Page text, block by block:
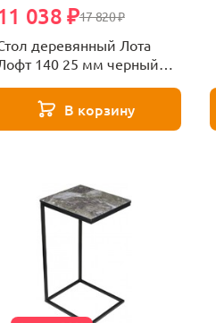
17 820 ₽
038 ₽
деревянный Лота
140 25 мм черный
В корзину